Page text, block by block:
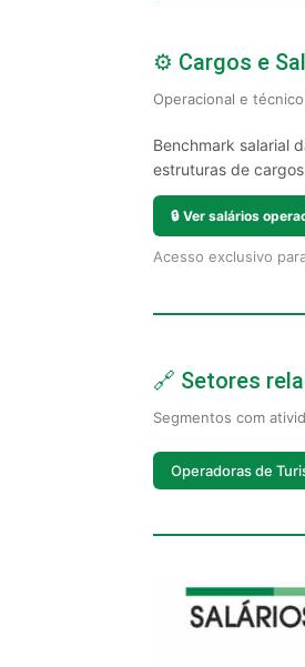
⚙️ Cargos e
Operacional e
Benchmark salarial
estruturas de
🔒 Ver salários
Acesso exclusivo
🔗 Setores
Segmentos com
Operadoras de